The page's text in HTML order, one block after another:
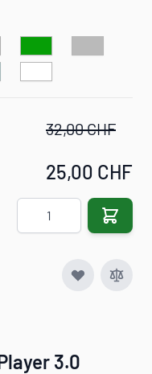
32,00 CHF
25,00 CHF
Menge
3.0